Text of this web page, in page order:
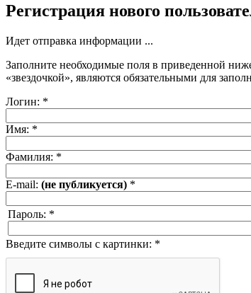
Регистрация нового
Идет отправка информации ...
Заполните необходимые поля в приведенной
«звездочкой», являются обязательными для
Логин: *
Имя: *
Фамилия: *
E-mail: (не публикуется) *
Пароль: *
Введите символы с картинки: *